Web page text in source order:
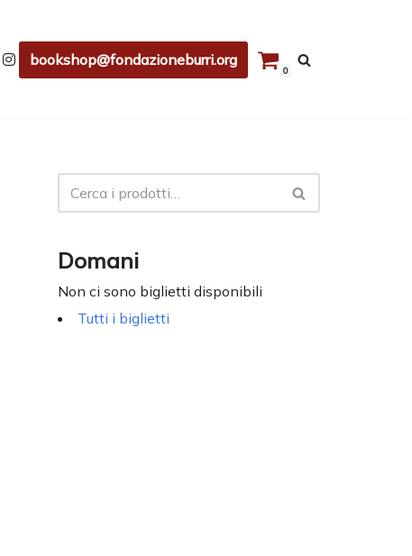
bookshop@fondazioneburri.org
0
Domani
Non ci sono biglietti disponibili
Tutti i biglietti